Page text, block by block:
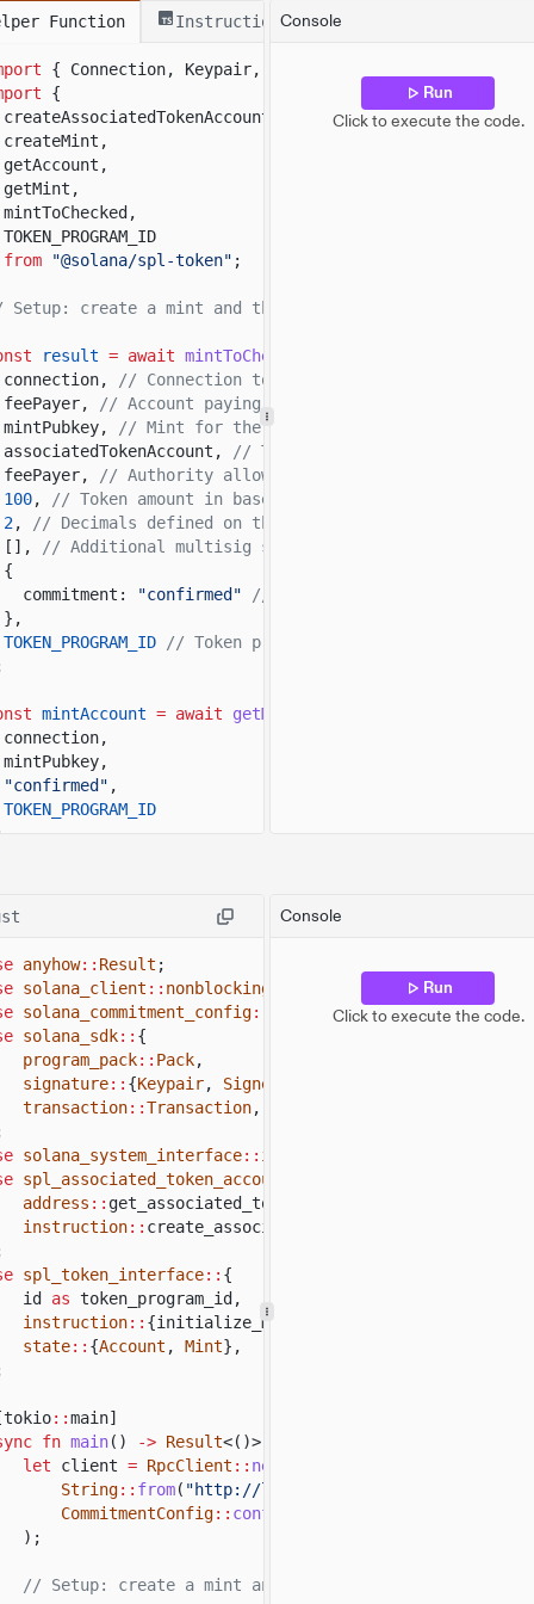
tokenAccount]
mint: mint.address,
tokenProgram: TOKEN_PROGRAM_ADDRESS
mintAccount
tokenAccountData
log("Mint Address:"
log("Mint Account:"
log ("\nToken Account Address:"
log( "\nTransaction Signature:"
Function Instructions
{ Connection, Keypair, LAMPORTS_PER_SOL }
{
createAssociatedTokenAccount,
createMint,
getAccount,
getMint,
mintToChecked,
TOKEN_PROGRAM_ID
from "@solana/spl-token" ;
Setup: create a mint and the payer's ATA before
result = await mintToChecked
connection,
// Connection to the local validator.
feePayer,
// Account paying transaction fees.
mintPubkey,
// Mint for the token being minted.
associatedTokenAccount,
// Token account receiving the
feePayer,
// Authority allowed to mint new tokens.
100,
// Token amount in base units.
2,
// Decimals defined on the mint account.
[],
// Additional multisig signers.
{
commitment:
"confirmed"
// Confirmation options for
},
TOKEN_PROGRAM_ID // Token program to invoke.
mintAccount = await getMint
connection,
mintPubkey,
"confirmed" ,
TOKEN_PROGRAM_ID
associatedTokenAccount,
"confirmed"
TOKEN_PROGRAM_ID
log("Mint Address:", mintPubkey.toBase58());
log("Mint Account:"
log(
\nAssociated Token Account Address:"
associatedTokenAccount.toBase58
log("Associated Token Account:"
log("\nTransaction Signature:"
Console
Run
Click to execute the code.
anyhow:: Result ;
solana_client :: nonblocking RpcClient
solana_commitment_config:: CommitmentConfig;
solana_sdk:: {
program_pack:: Pack,
signature:: {Keypair, Signer
transaction::Transaction,
solana_system_interface:: instruction
spl_associated_token_account_interface
address :: get_associated_token_address,
instruction:: create_associated_token_account,
spl_token_interface:: {
id
as token_program_id,
instruction:: {initialize_mint, mint_to_checked},
state:: {Account , Mint},
::main]
fn main() -> Result<()> {
let
client = RpcClient :: new_with_commitment
String:: from( "http://localhost:8899"
CommitmentConfig:: confirmed
);
// Setup: create a mint and the payer's ATA before
Console
Run
Click to execute the code.